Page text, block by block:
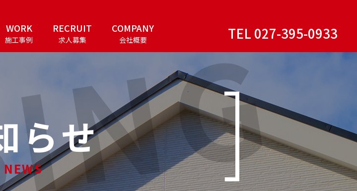
WORK
施工事例
RECRUIT
求人募集
COMPANY
会社概要 TEL 027-395-0933
らせ
NEWS